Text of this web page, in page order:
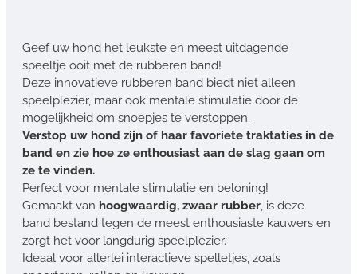
Geef uw hond het leukste en meest uitdagende
speeltje ooit met de rubberen band!
Deze innovatieve rubberen band biedt niet alleen
speelplezier, maar ook mentale stimulatie door de
mogelijkheid om snoepjes te verstoppen.
Verstop uw hond zijn of haar favoriete traktaties in de
band en zie hoe ze enthousiast aan de slag gaan om
ze te vinden.
Perfect voor mentale stimulatie en beloning!
Gemaakt van hoogwaardig, zwaar rubber, is deze
band bestand tegen de meest enthousiaste kauwers en
zorgt het voor langdurig speelplezier.
Ideaal voor allerlei interactieve spelletjes, zoals